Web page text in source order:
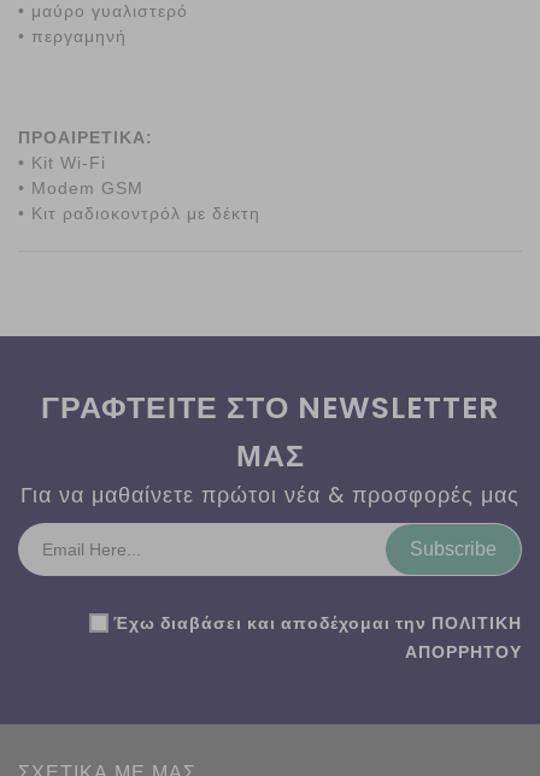
• μαύρο γυαλιστερό
• περγαμηνή
ΠΡΟΑΙΡΕΤΙΚΑ:
• Kit Wi-Fi
• Modem GSM
• Κιτ ραδιοκοντρόλ με δέκτη
ΓΡΑΦΤΕΙΤΕ ΣΤΟ NEWSLETTER
ΜΑΣ
Για να μαθαίνετε πρώτοι νέα & προσφορές μας
Subscribe
Έχω διαβάσει και αποδέχομαι την ΠΟΛΙΤΙΚΗ
ΑΠΟΡΡΗΤΟΥ